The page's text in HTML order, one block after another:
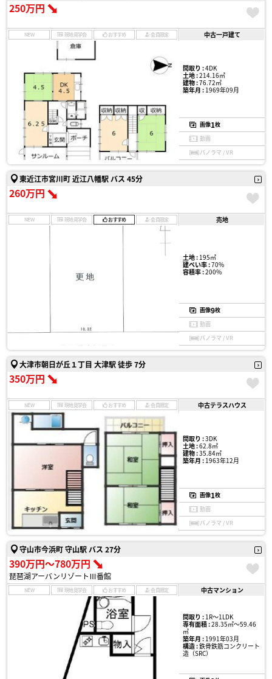
250万円
NEW 現地見学会 おすすめ 会員限定 中古一戸建て
間取り :4DK
土地 :214.16㎡
建物 :76.72㎡
築年月 :1969年09月
画像1枚
動画
パノラマ / VR
東近江市宮川町 近江八幡駅 バス 45分
260万円
NEW 現地見学会 おすすめ 会員限定 売地
土地 :195㎡
建ぺい率 :70%
容積率 :200%
画像9枚
動画
パノラマ / VR
大津市朝日が丘１丁目 大津駅 徒歩 7分
350万円
NEW 現地見学会 おすすめ 会員限定 中古テラスハウス
間取り :3DK
土地 :62.8㎡
建物 :35.84㎡
築年月 :1963年12月
画像1枚
動画
パノラマ / VR
守山市今浜町 守山駅 バス 27分
390万円〜780万円
琵琶湖アーバンリゾートⅢ番館
NEW 現地見学会 おすすめ 会員限定 中古マンション
間取り :1R〜1LDK
専有面積 :28.35㎡〜59.46
㎡
築年月 :1991年03月
構造 :鉄骨鉄筋コンクリート
造（SRC）